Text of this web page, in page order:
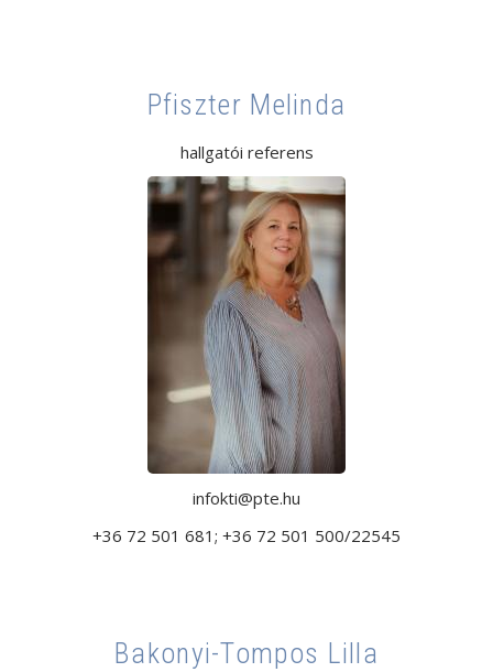
Pfiszter Melinda
hallgatói referens
infokti@pte.hu
+36 72 501 681; +36 72 501 500/22545
Bakonyi-Tompos Lilla